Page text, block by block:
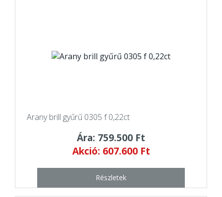
Arany brill gyűrű 0305 f 0,22ct
Ára: 759.500 Ft
Akció: 607.600 Ft
Részletek